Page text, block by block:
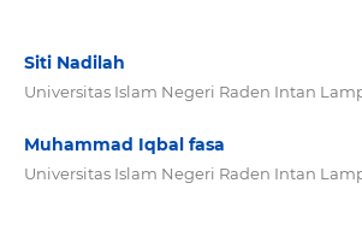
Siti Nadilah
Universitas Islam Negeri Raden Intan
Muhammad Iqbal fasa
Universitas Islam Negeri Raden Intan